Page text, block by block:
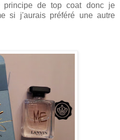
de top coat donc je
si j'aurais préféré une autre